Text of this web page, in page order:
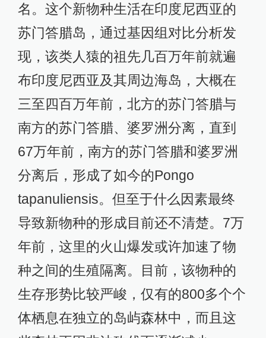
名。这个新物种生活在印度尼西亚的
苏门答腊岛，通过基因组对比分析发
现，该类人猿的祖先几百万年前就遍
布印度尼西亚及其周边海岛，大概在
三至四百万年前，北方的苏门答腊与
南方的苏门答腊、婆罗洲分离，直到
67万年前，南方的苏门答腊和婆罗洲
分离后，形成了如今的Pongo
tapanuliensis。但至于什么因素最终
导致新物种的形成目前还不清楚。7万
年前，这里的火山爆发或许加速了物
种之间的生殖隔离。目前，该物种的
生存形势比较严峻，仅有的800多个个
体栖息在独立的岛屿森林中，而且这